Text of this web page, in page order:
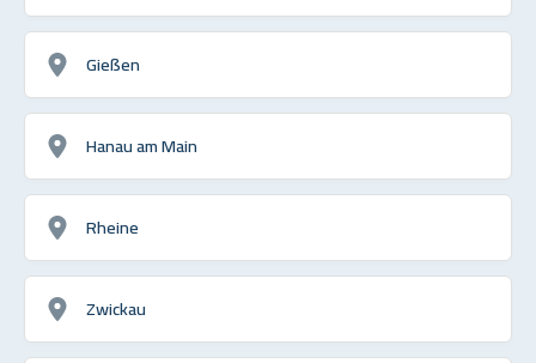
Gießen
Hanau am Main
Rheine
Zwickau